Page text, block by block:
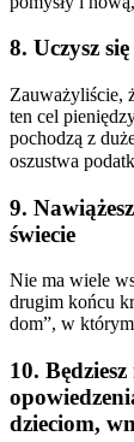
8. Uczysz
Zauważyliście,
ten cel
pochodzą z
oszustwa
9.
świecie
Nie ma wiele
drugim końcu
dom”, w
10.
dzieciom,